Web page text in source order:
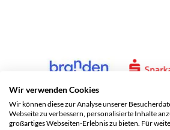
Wir verwenden Cookies
Wir können diese zur Analyse unserer
Webseite zu verbessern, personalisierte Inhalte
großartiges Webseiten-Erlebnis zu bieten. Für